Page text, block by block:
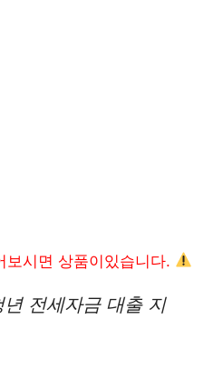
보시면 상품이있습니다.
전세자금 대출 지